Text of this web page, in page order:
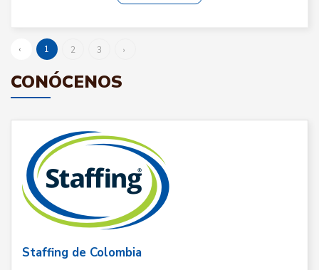
‹ 1 2 3 ›
CONÓCENOS
Staffing de Colombia